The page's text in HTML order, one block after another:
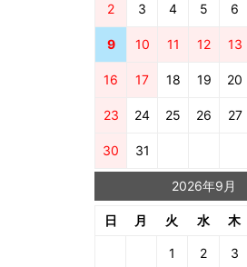
2 3 4 5 6
9 10 11 12 13
16 17 18 19 20
23 24 25 26 27
30 31
2026年9月
日 月 火 水 木
1 2 3